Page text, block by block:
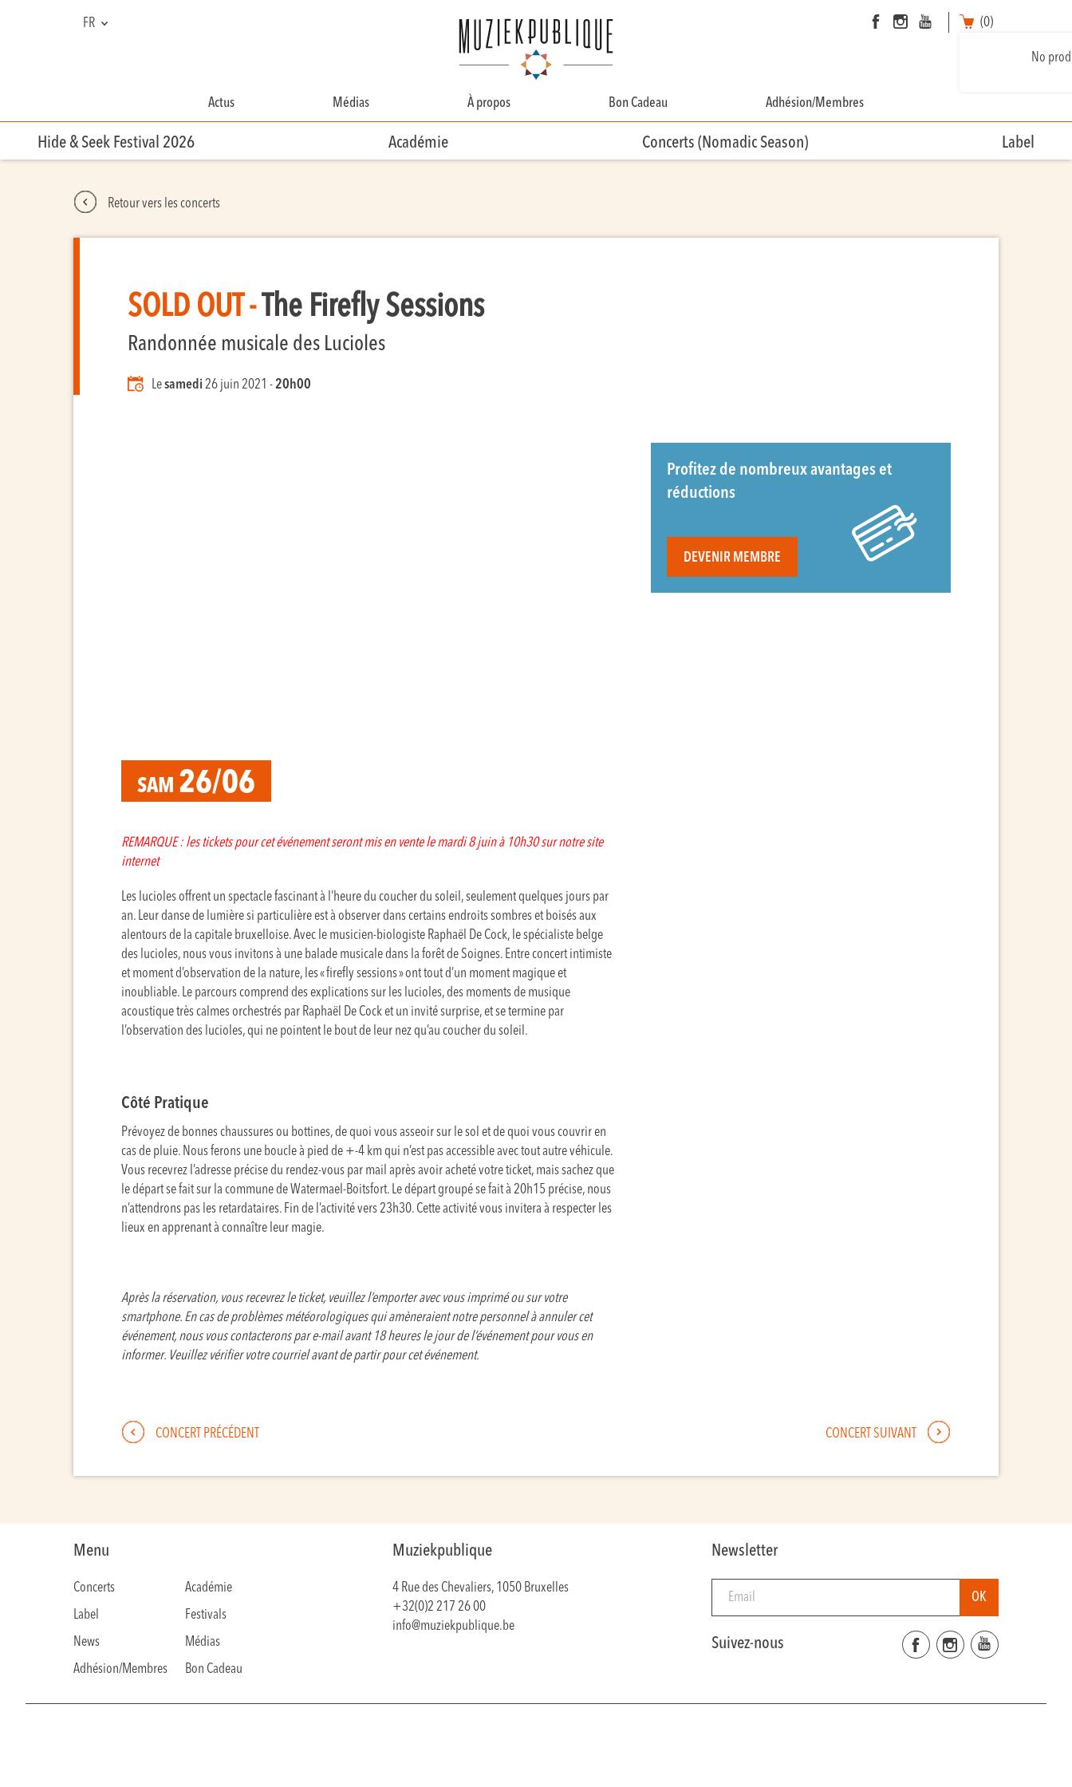
FR (0)
No
Actus Médias À propos
Contact
Bon Cadeau Adhésion/Membres
Hide & Seek Festival 2026 Académie Concerts (Nomadic Season) Label
Retour vers les concerts
SOLD OUT - The Firefly Sessions
Randonnée musicale des Lucioles
Lesamedi 26 juin 2021 -20h00
SAM 26/06
REMARQUE : les tickets pour cet événement seront mis en vente le mardi 8 juin à 10h30 sur notre site
internet
Les lucioles offrent un spectacle fascinant à l’heure du coucher du soleil, seulement quelques jours par
an. Leur danse de lumière si particulière est à observer dans certains endroits sombres et boisés aux
alentours de la capitale bruxelloise. Avec le musicien-biologiste Raphaël De Cock, le spécialiste belge
des lucioles, nous vous invitons à une balade musicale dans la forêt de Soignes. Entre concert intimiste
et moment d’observation de la nature, les « firefly sessions » ont tout d’un moment magique et
inoubliable. Le parcours comprend des explications sur les lucioles, des moments de musique
acoustique très calmes orchestrés par Raphaël De Cock et un invité surprise, et se termine par
l’observation des lucioles, qui ne pointent le bout de leur nez qu’au coucher du soleil.
Côté Pratique
Prévoyez de bonnes chaussures ou bottines, de quoi vous asseoir sur le sol et de quoi vous couvrir en
cas de pluie. Nous ferons une boucle à pied de +-4 km qui n’est pas accessible avec tout autre véhicule.
Vous recevrez l’adresse précise du rendez-vous par mail après avoir acheté votre ticket, mais sachez que
le départ se fait sur la commune de Watermael-Boitsfort. Le départ groupé se fait à 20h15 précise, nous
n’attendrons pas les retardataires. Fin de l’activité vers 23h30. Cette activité vous invitera à respecter les
lieux en apprenant à connaître leur magie.
Après la réservation, vous recevrez le ticket, veuillez l’emporter avec vous imprimé ou sur votre
smartphone. En cas de problèmes météorologiques qui amèneraient notre personnel à annuler cet
événement, nous vous contacterons par e-mail avant 18 heures le jour de l’événement pour vous en
informer. Veuillez vérifier votre courriel avant de partir pour cet événement.
Profitez de nombreux avantages et
réductions
DEVENIR MEMBRE
CONCERT PRÉCÉDENT CONCERT SUIVANT
Menu
Concerts
Académie
Label
Festivals
News
Médias
Adhésion/Membres
Bon Cadeau
Muziekpublique
4 Rue des Chevaliers, 1050 Bruxelles
+32(0)2 217 26 00
info@muziekpublique.be
Newsletter
Suivez-nous